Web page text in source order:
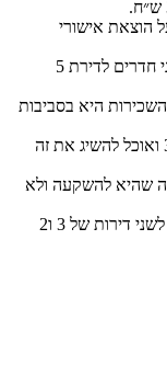
הוצאת אישורי
לפי ההערכות אפשר להרחיב את הדירה בעוד שני חדרים לדירת 5
והשכירות היא בסביבות
עלות הבניה של הוספת השני חדרים הוא כ 300K ואוכל להשיג את זה
שהיא להשקעה ולא
עוד מחשבה היא במידה ואפשר לפצל את הדירה לשני דירות של 3 ו2